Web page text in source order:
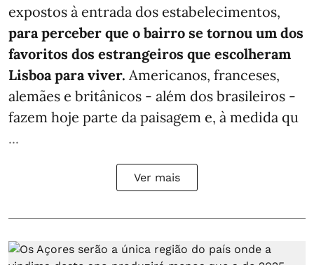
expostos à entrada dos estabelecimentos,
para perceber que o bairro se tornou um dos
favoritos dos estrangeiros que escolheram
Lisboa para viver. Americanos, franceses,
alemães e britânicos - além dos brasileiros -
fazem hoje parte da paisagem e, à medida qu
...
Ver mais